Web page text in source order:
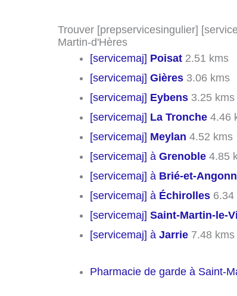
Trouver [prepservicesingulier]
Martin-d'Hères
[servicemaj] Poisat 2.51 kms
[servicemaj] Gières 3.06 kms
[servicemaj] Eybens 3.25 kms
[servicemaj] La Tronche 4.46
[servicemaj] Meylan 4.52 kms
[servicemaj] à Grenoble 4.85
[servicemaj] à Brié-et-
[servicemaj] à Échirolles 6.34
[servicemaj] Saint-Martin-le-
[servicemaj] à Jarrie 7.48 kms
Pharmacie de garde à Saint-